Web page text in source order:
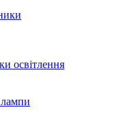
освітлення
лампи